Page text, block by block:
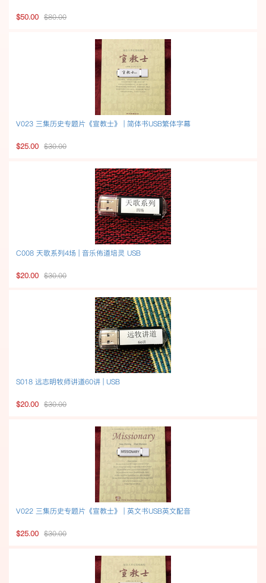
$50.00 $80.00
V023 三集历史专题片《宣教士》 | 简体书USB繁体字幕
$25.00 $30.00
C008 天歌系列4场 | 音乐佈道培灵 USB
$20.00 $30.00
S018 远志明牧师讲道60讲 | USB
$20.00 $30.00
V022 三集历史专题片《宣教士》 | 英文书USB英文配音
$25.00 $30.00